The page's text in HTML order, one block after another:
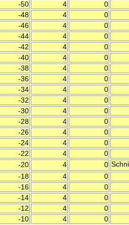
-50 4
0
-48 4
0
-46 4
0
-44 4
0
-42 4
0
-40 4
0
-38 4
0
-36 4
0
-34 4
0
-32 4
0
-30 4
0
-28 4
0
-26 4
0
-24 4
0
-22 4
0
-20 4 0
-18 4
0
-16 4
0
-14 4
0
-12 4
0
-10 4
0